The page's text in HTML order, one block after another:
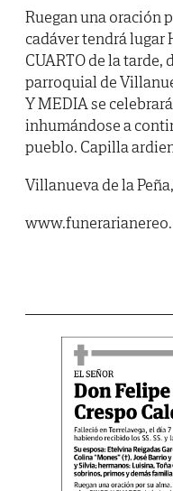
Ruegan una oración
cadáver tendrá lugar
CUARTO de la
parroquial de
Y MEDIA se
inhumándose a
pueblo. Capilla
Villanueva de la